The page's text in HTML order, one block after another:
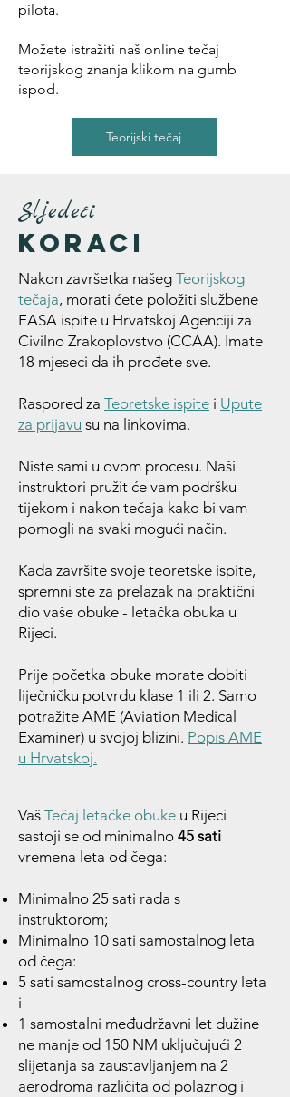
pilota.
Možete istražiti naš online tečaj
teorijskog znanja klikom na gumb
ispod.
Teorijski tečaj
Sljedeći
Koraci
Nakon završetka našeg Teorijskog
tečaja, morati ćete položiti službene
EASA ispite u Hrvatskoj Agenciji za
Civilno Zrakoplovstvo (CCAA). Imate
18 mjeseci da ih prođete sve.
Raspored za Teoretske ispite i Upute
za prijavu su na linkovima.
Niste sami u ovom procesu. Naši
instruktori pružit će vam podršku
tijekom i nakon tečaja kako bi vam
pomogli na svaki mogući način.
Kada završite svoje teoretske ispite,
spremni ste za prelazak na praktični
dio vaše obuke - letačka obuka u
Rijeci.
Prije početka obuke morate dobiti
liječničku potvrdu klase 1 ili 2. Samo
potražite AME (Aviation Medical
Examiner) u svojoj blizini. Popis AME
u Hrvatskoj.
Vaš Tečaj letačke obuke u Rijeci
sastoji se od minimalno 45 sati
vremena leta od čega:
Minimalno 25 sati rada s
instruktorom;
Minimalno 10 sati samostalnog leta
od čega:
5 sati samostalnog cross-country leta
i
1 samostalni međudržavni let dužine
ne manje od 150 NM uključujući 2
slijetanja sa zaustavljanjem na 2
aerodroma različita od polaznog i